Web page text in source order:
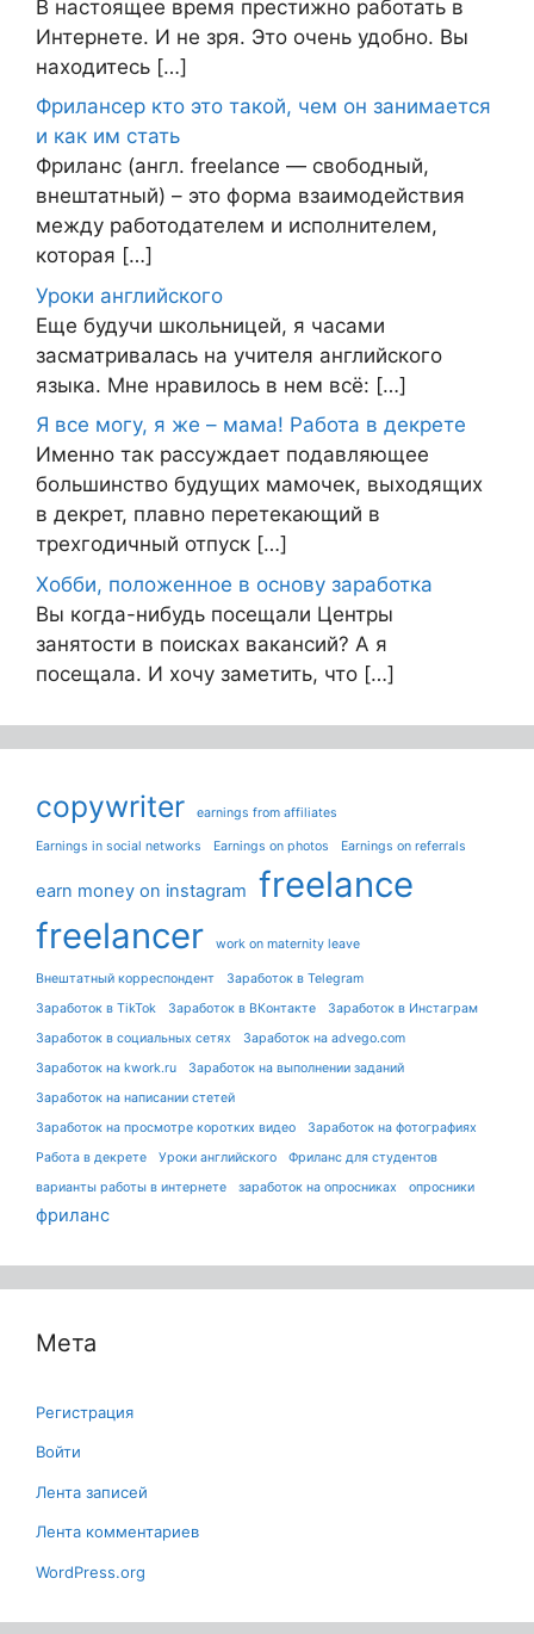
В настоящее время престижно работать в
Интернете. И не зря. Это очень удобно. Вы
находитесь […]
Фрилансер кто это такой, чем он занимается
и как им стать
Фриланс (англ. freelance — свободный,
внештатный) – это форма взаимодействия
между работодателем и исполнителем,
которая […]
Уроки английского
Еще будучи школьницей, я часами
засматривалась на учителя английского
языка. Мне нравилось в нем всё: […]
Я все могу, я же – мама! Работа в декрете
Именно так рассуждает подавляющее
большинство будущих мамочек, выходящих
в декрет, плавно перетекающий в
трехгодичный отпуск […]
Хобби, положенное в основу заработка
Вы когда-нибудь посещали Центры
занятости в поисках вакансий? А я
посещала. И хочу заметить, что […]
copywriter earnings from affiliates
Earnings in social networks Earnings on photos Earnings on referrals
earn money on instagram
freelance
freelancer
work on maternity leave
Внештатный корреспондент
Заработок в Telegram
Заработок в TikTok
Заработок в ВКонтакте
Заработок в Инстаграм
Заработок в социальных сетях
Заработок на advego.com
Заработок на kwork.ru
Заработок на выполнении заданий
Заработок на написании стетей
Заработок на просмотре коротких видео
Заработок на фотографиях
Работа в декрете
Уроки английского
Фриланс для студентов
варианты работы в интернете
заработок на опросниках опросники
фриланс
Мета
Регистрация
Войти
Лента записей
Лента комментариев
WordPress.org